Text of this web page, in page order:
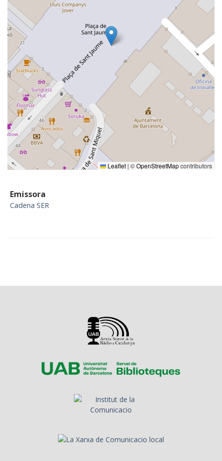
Leaflet | ©OpenStreetMapcontributors
Emissora
Cadena SER